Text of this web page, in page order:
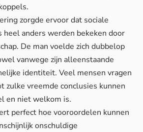
zorgde ervoor dat sociale
heel anders werden bekeken door
De man voelde zich dubbelop
vanwege zijn alleenstaande
identiteit. Veel mensen vragen
zulke vreemde conclusies kunnen
en niet welkom is.
perfect hoe vooroordelen kunnen
onschuldige